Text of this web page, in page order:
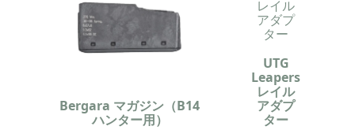
Bergara マガジン（B14
ハンター用）
UTG
Leapers
レイル
アダプ
ター